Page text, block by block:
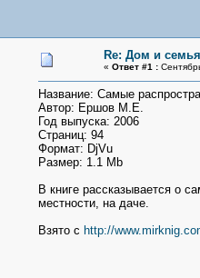
Re: Дом и
« Ответ #1 :
Название: Самые
Автор: Ершов М.Е.
Год выпуска: 2006
Страниц: 94
Формат: DjVu
Размер: 1.1 Mb
В книге рассказывается о
местности, на даче.
Взято с http://